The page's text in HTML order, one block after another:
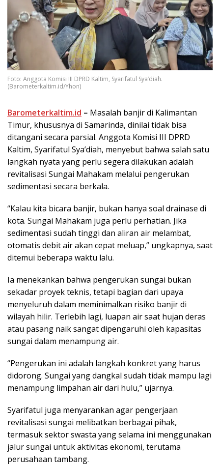
Foto: Anggota Komisi III DPRD Kaltim, Syarifatul Sya’diah.
(Barometerkaltim.id/Yhon)
Barometerkaltim.id – Masalah banjir di Kalimantan
Timur, khususnya di Samarinda, dinilai tidak bisa
ditangani secara parsial. Anggota Komisi III DPRD
Kaltim, Syarifatul Sya’diah, menyebut bahwa salah satu
langkah nyata yang perlu segera dilakukan adalah
revitalisasi Sungai Mahakam melalui pengerukan
sedimentasi secara berkala.
“Kalau kita bicara banjir, bukan hanya soal drainase di
kota. Sungai Mahakam juga perlu perhatian. Jika
sedimentasi sudah tinggi dan aliran air melambat,
otomatis debit air akan cepat meluap,” ungkapnya, saat
ditemui beberapa waktu lalu.
Ia menekankan bahwa pengerukan sungai bukan
sekadar proyek teknis, tetapi bagian dari upaya
menyeluruh dalam meminimalkan risiko banjir di
wilayah hilir. Terlebih lagi, luapan air saat hujan deras
atau pasang naik sangat dipengaruhi oleh kapasitas
sungai dalam menampung air.
“Pengerukan ini adalah langkah konkret yang harus
didorong. Sungai yang dangkal sudah tidak mampu lagi
menampung limpahan air dari hulu,” ujarnya.
Syarifatul juga menyarankan agar pengerjaan
revitalisasi sungai melibatkan berbagai pihak,
termasuk sektor swasta yang selama ini menggunakan
jalur sungai untuk aktivitas ekonomi, terutama
perusahaan tambang.